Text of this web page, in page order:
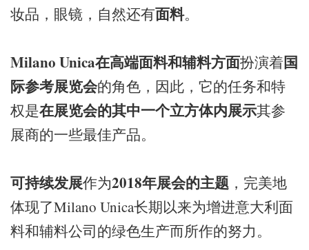
妆品，眼镜，自然还有面料。
Milano Unica在高端面料和辅料方面扮演着国
际参考展览会的角色，因此，它的任务和特
权是在展览会的其中一个立方体内展示其参
展商的一些最佳产品。
可持续发展作为2018年展会的主题 ，完美地
体现了Milano Unica长期以来为增进意大利面
料和辅料公司的绿色生产而所作的努力。